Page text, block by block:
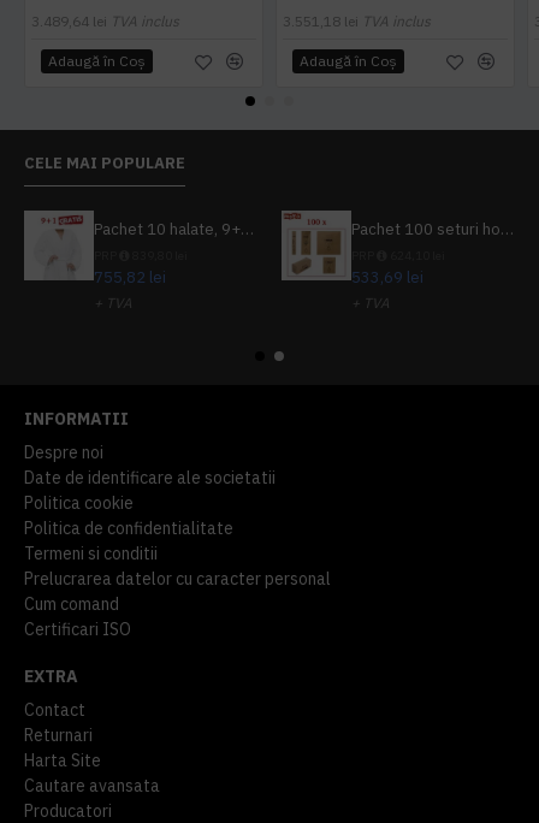
3.489,64 lei TVA inclus
Adaugă în Coş
3.551,18 lei TVA inclus
Adaugă în Coş
CELE MAI POPULARE
Pachet 10 halate, 9+1 gratuit
755,82 lei
+ TVA
Pachet 100 seturi hoteliere, set dentar, set barbierit, casca de dus, pila unghii, set cusut
533,69 lei
+ TVA
INFORMATII
Despre noi
Date de identificare ale societatii
Politica cookie
Politica de confidentialitate
Termeni si conditii
Prelucrarea datelor cu caracter personal
Cum comand
Certificari ISO
EXTRA
Contact
Returnari
Harta Site
Cautare avansata
Producatori